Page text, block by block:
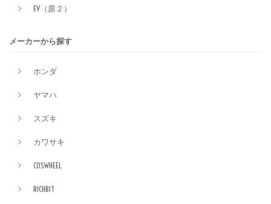
EV（原２）
メーカーから探す
ホンダ
ヤマハ
スズキ
カワサキ
COSWHEEL
RICHBIT